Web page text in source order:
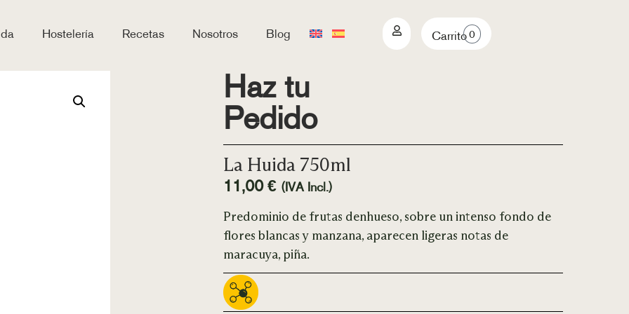
Hostelería Recetas Nosotros Blog Carrito0
Haz tu
Pedido
La Huida 750ml
11,00€ (IVA Incl.)
Predominio de frutas denhueso, sobre un intenso fondo de
flores blancas y manzana, aparecen ligeras notas de
maracuya, piña.